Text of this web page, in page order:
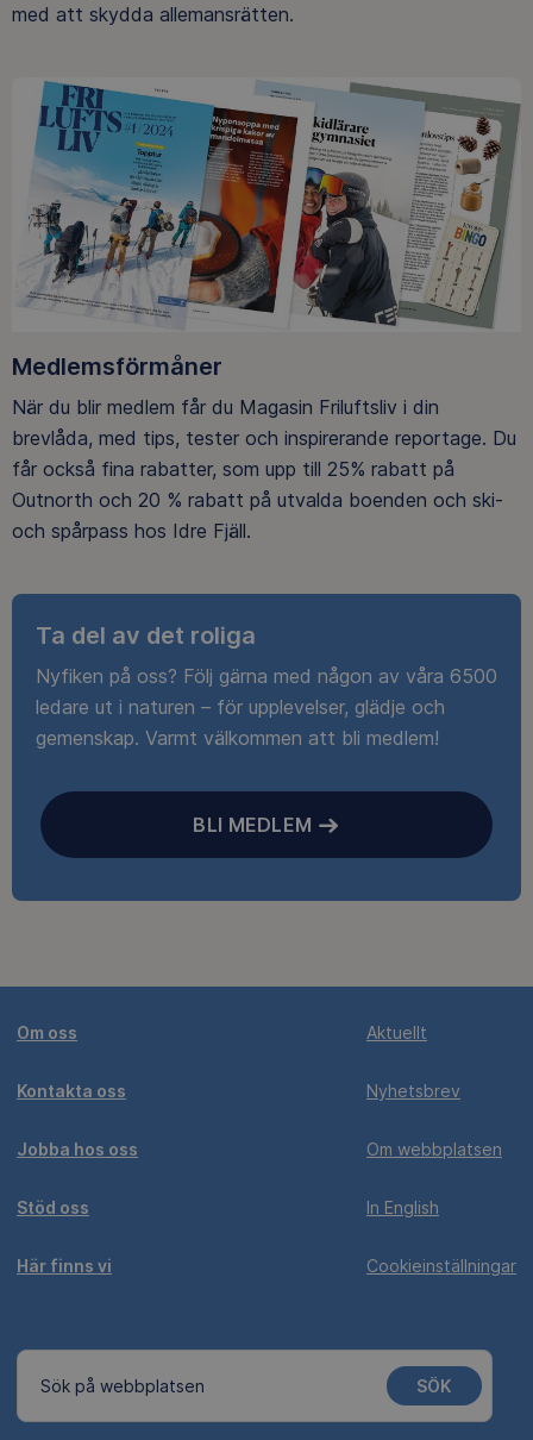
med att skydda allemansrätten.
Medlemsförmåner
När du blir medlem får du Magasin Friluftsliv i din
brevlåda, med tips, tester och inspirerande reportage. Du
får också fina rabatter, som upp till 25% rabatt på
Outnorth och 20 % rabatt på utvalda boenden och ski-
och spårpass hos Idre Fjäll.
Ta del av det roliga
Nyfiken på oss? Följ gärna med någon av våra 6500
ledare ut i naturen – för upplevelser, glädje och
gemenskap. Varmt välkommen att bli medlem!
BLI MEDLEM
Om oss
Kontakta oss
Jobba hos oss
Stöd oss
Här finns vi
Aktuellt
Nyhetsbrev
Om webbplatsen
In English
Cookieinställningar
Sök på webbplatsen SÖK